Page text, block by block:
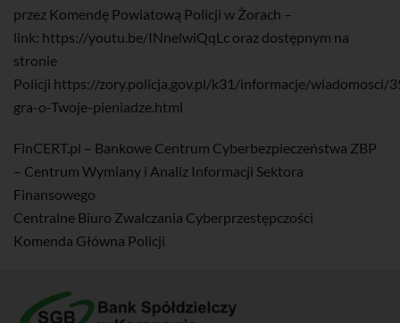
przez Komendę Powiatową Policji w Żorach –
link: https://youtu.be/INnelwiQqLc oraz dostępnym na
stronie
Policji https://zory.policja.gov.pl/k31/informacje/wiadomosci/
gra-o-Twoje-pieniadze.html
FinCERT.pl – Bankowe Centrum Cyberbezpieczeństwa ZBP
– Centrum Wymiany i Analiz Informacji Sektora
Finansowego
Centralne Biuro Zwalczania Cyberprzestępczości
Komenda Główna Policji